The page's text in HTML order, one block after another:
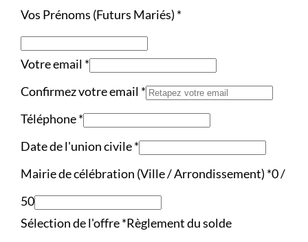
Vos Prénoms (Futurs Mariés) *
Votre email *
Confirmez votre email *
Téléphone*
Date de l'union civile*
Mairie de célébration (Ville / Arrondissement) *0 /
50
Sélection de l'offre*Règlement du solde